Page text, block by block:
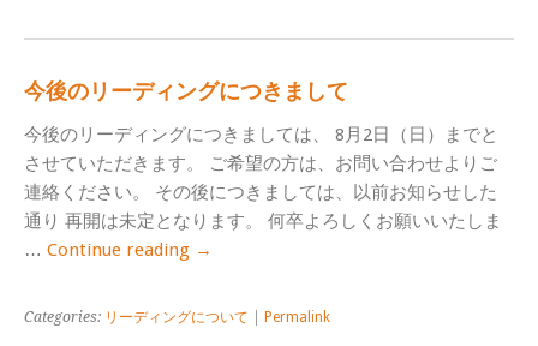
今後のリーディングにつきまして
今後のリーディングにつきましては、 8月2日（日）までと
させていただきます。 ご希望の方は、お問い合わせよりご
連絡ください。 その後につきましては、以前お知らせした
通り 再開は未定となります。 何卒よろしくお願いいたしま
… Continue reading →
Categories: リーディングについて Permalink